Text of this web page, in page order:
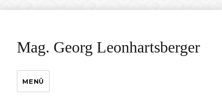
Mag. Georg Leonhartsberger
MENÜ